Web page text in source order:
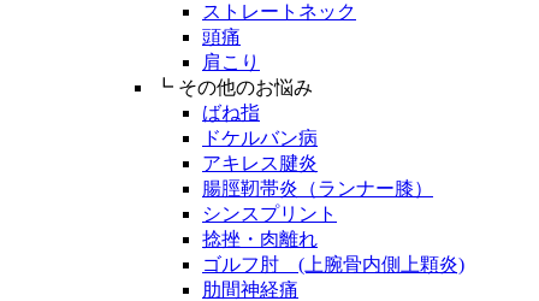
ストレートネック
頭痛
肩こり
┗ その他のお悩み
ばね指
ドケルバン病
アキレス腱炎
腸脛靭帯炎（ランナー膝）
シンスプリント
捻挫・肉離れ
ゴルフ肘 (上腕骨内側上顆炎)
肋間神経痛